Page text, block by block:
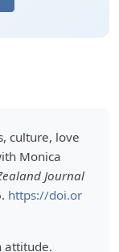
culture, love
Monica
Journal
https://doi.or
attitude.